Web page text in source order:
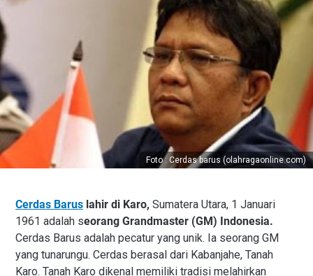
Foto : Cerdas barus (olahragaonline.com)
Cerdas Barus lahir di Karo, Sumatera Utara, 1 Januari
1961 adalah seorang Grandmaster (GM) Indonesia.
Cerdas Barus adalah pecatur yang unik. Ia seorang GM
yang tunarungu. Cerdas berasal dari Kabanjahe, Tanah
Karo. Tanah Karo dikenal memiliki tradisi melahirkan